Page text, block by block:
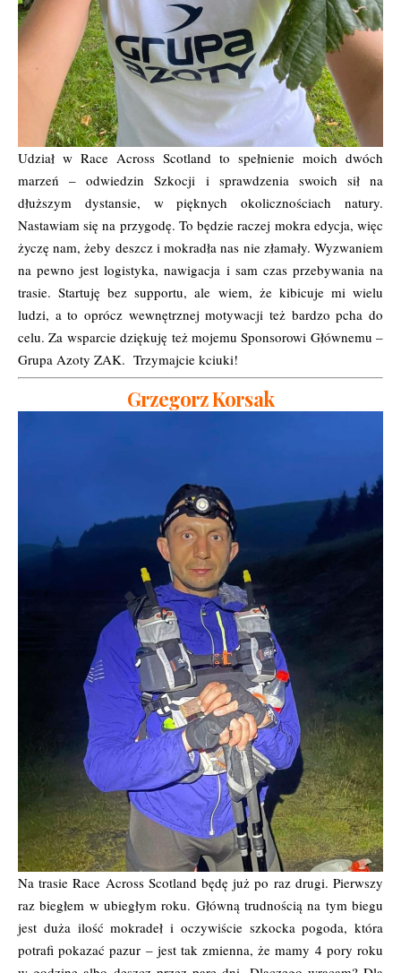
Udział w Race Across Scotland to spełnienie moich dwóch
marzeń – odwiedzin Szkocji i sprawdzenia swoich sił na
dłuższym dystansie, w pięknych okolicznościach natury.
Nastawiam się na przygodę. To będzie raczej mokra edycja, więc
życzę nam, żeby deszcz i mokradła nas nie złamały. Wyzwaniem
na pewno jest logistyka, nawigacja i sam czas przebywania na
trasie. Startuję bez supportu, ale wiem, że kibicuje mi wielu
ludzi, a to oprócz wewnętrznej motywacji też bardzo pcha do
celu. Za wsparcie dziękuję też mojemu Sponsorowi Głównemu –
Grupa Azoty ZAK. Trzymajcie kciuki!
Grzegorz Korsak
Na trasie Race Across Scotland będę już po raz drugi. Pierwszy
raz biegłem w ubiegłym roku. Główną trudnością na tym biegu
jest duża ilość mokradeł i oczywiście szkocka pogoda, która
potrafi pokazać pazur – jest tak zmienna, że mamy 4 pory roku